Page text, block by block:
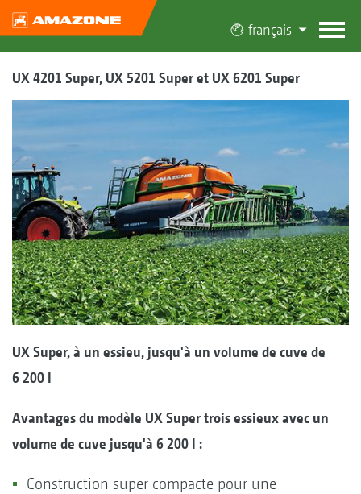
français
UX 4201 Super, UX 5201 Super et UX 6201 Super
UX Super, à un essieu, jusqu'à un volume de cuve de
6 200 l
Avantages du modèle UX Super trois essieux avec un
volume de cuve jusqu'à 6 200 l :
Construction super compacte pour une